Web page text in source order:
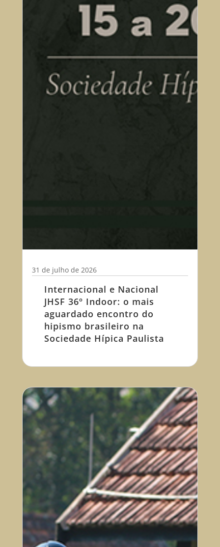
Internacional e Nacional
JHSF 36º Indoor: o mais
aguardado encontro do
hipismo brasileiro na
Sociedade Hípica Paulista
31 de julho de 2026